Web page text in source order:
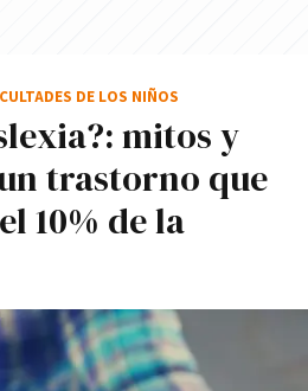
mitos y
trastorno que
10% de la
DE LOS NIÑOS